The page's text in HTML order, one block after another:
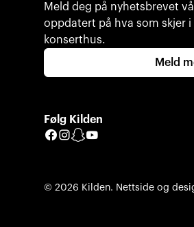
Meld deg på nyhetsbrevet
oppdatert på hva som skjer
konserthus.
Meld
Følg Kilden
Facebook
Instagram
Snapchat
© 2026 Kilden. Nettside og